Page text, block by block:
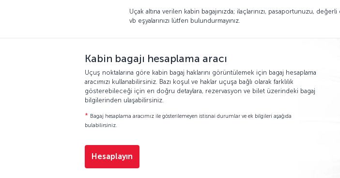
Uçak altına verilen kabin bagajınızda; ilaçlarınızı, pasaportunuzu,
vb eşyalarınızı lütfen bulundurmayınız.
Kabin bagajı hesaplama aracı
Uçuş noktalarına göre kabin bagaj haklarını görüntülemek için bagaj hesaplama
aracımızı kullanabilirsiniz. Bazı koşul ve haklar uçuşa bağlı olarak farklılık
gösterebileceği için en doğru detaylara, rezervasyon ve bilet üzerindeki bagaj
bilgilerinden ulaşabilirsiniz.
* Bagaj hesaplama aracımız ile gösterilemeyen istisnai durumlar ve ek bilgileri aşağıda
bulabilirsiniz.
Hesaplayın